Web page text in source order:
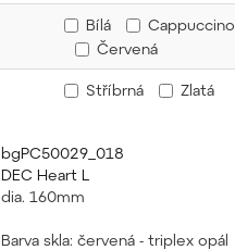
Bílá
Cappuccino
Červená
Stříbrná Zlatá
bgPC50029_018
DEC Heart L
dia. 160mm
Barva skla: červená - triplex opál